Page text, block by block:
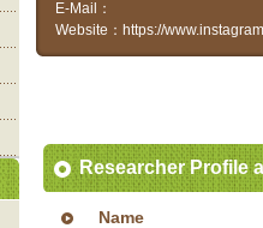
E-Mail：
Website： https://
Researcher Profile
Name